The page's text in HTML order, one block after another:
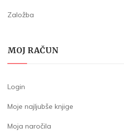
Založba
MOJ RAČUN
Login
Moje najljubše knjige
Moja naročila